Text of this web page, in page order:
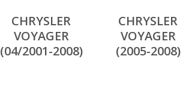
CHRYSLER
VOYAGER
(04/2001-2008)
CHRYSLER
VOYAGER
(2005-2008)